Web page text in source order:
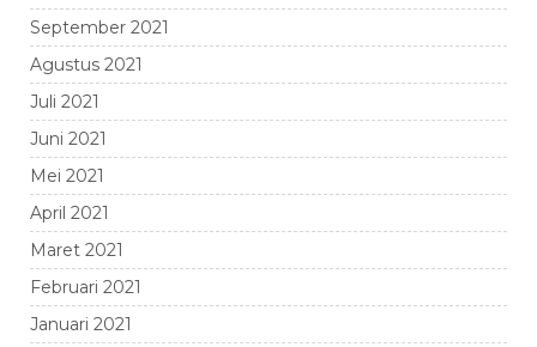
September 2021
Agustus 2021
Juli 2021
Juni 2021
Mei 2021
April 2021
Maret 2021
Februari 2021
Januari 2021